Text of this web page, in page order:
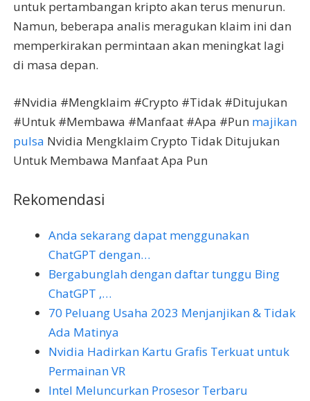
untuk pertambangan kripto akan terus menurun.
Namun, beberapa analis meragukan klaim ini dan
memperkirakan permintaan akan meningkat lagi
di masa depan.
#Nvidia #Mengklaim #Crypto #Tidak #Ditujukan
#Untuk #Membawa #Manfaat #Apa #Pun majikan
pulsa Nvidia Mengklaim Crypto Tidak Ditujukan
Untuk Membawa Manfaat Apa Pun
Rekomendasi
Anda sekarang dapat menggunakan
ChatGPT dengan…
Bergabunglah dengan daftar tunggu Bing
ChatGPT ,…
70 Peluang Usaha 2023 Menjanjikan & Tidak
Ada Matinya
Nvidia Hadirkan Kartu Grafis Terkuat untuk
Permainan VR
Intel Meluncurkan Prosesor Terbaru